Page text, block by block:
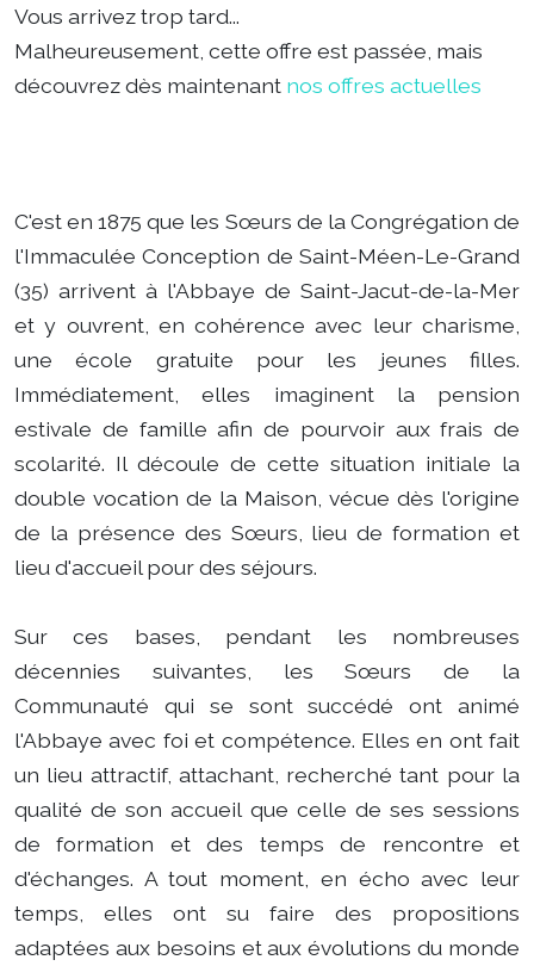
Vous arrivez trop tard...
Malheureusement, cette offre est passée, mais
découvrez dès maintenant nos offres actuelles
C'est en 1875 que les Sœurs de la Congrégation de
l'Immaculée Conception de Saint-Méen-Le-Grand
(35) arrivent à l'Abbaye de Saint-Jacut-de-la-Mer
et y ouvrent, en cohérence avec leur charisme,
une école gratuite pour les jeunes filles.
Immédiatement, elles imaginent la pension
estivale de famille afin de pourvoir aux frais de
scolarité. Il découle de cette situation initiale la
double vocation de la Maison, vécue dès l'origine
de la présence des Sœurs, lieu de formation et
lieu d'accueil pour des séjours.
Sur ces bases, pendant les nombreuses
décennies suivantes, les Sœurs de la
Communauté qui se sont succédé ont animé
l'Abbaye avec foi et compétence. Elles en ont fait
un lieu attractif, attachant, recherché tant pour la
qualité de son accueil que celle de ses sessions
de formation et des temps de rencontre et
d'échanges. A tout moment, en écho avec leur
temps, elles ont su faire des propositions
adaptées aux besoins et aux évolutions du monde